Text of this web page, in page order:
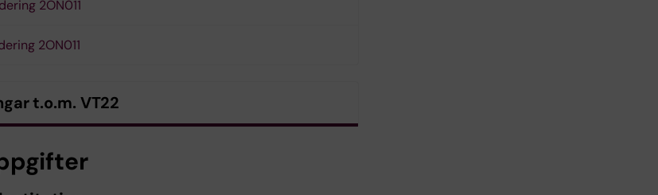
2ON011
2ON011
t.o.m. VT22